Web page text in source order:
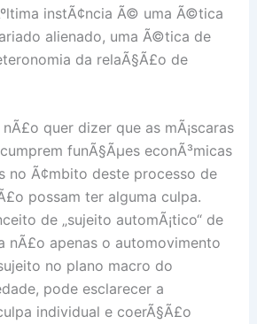
instÃ¢ncia Ã© uma Ã©tica
alienado, uma Ã©tica de
da relaÃ§Ã£o de
quer dizer que as mÃ¡scaras
funÃ§Ãµes econÃ³micas
no Ã¢mbito deste processo de
possam ter alguma culpa.
de „sujeito automÃ¡tico“ de
nÃ£o apenas o automovimento
no plano macro do
pode esclarecer a
individual e coerÃ§Ã£o